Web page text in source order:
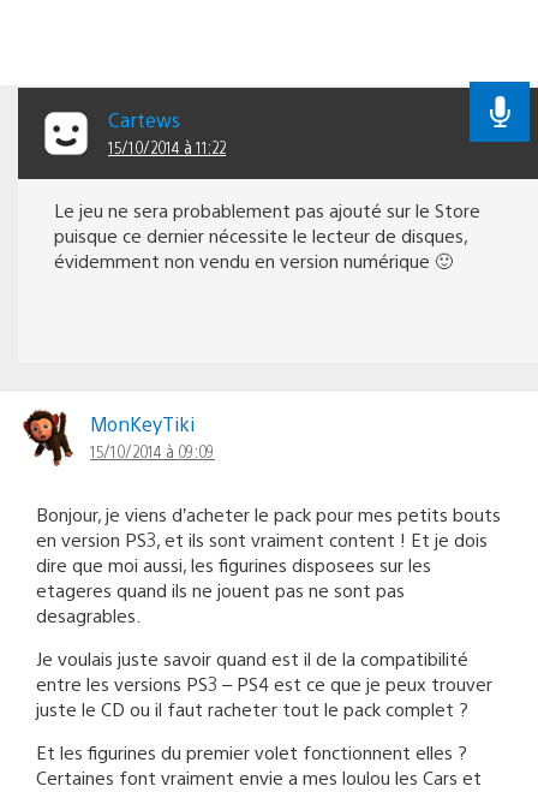
Cartews
15/10/2014 à 11:22
Le jeu ne sera probablement pas ajouté sur le Store
puisque ce dernier nécessite le lecteur de disques,
évidemment non vendu en version numérique 🙂
MonKeyTiki
15/10/2014 à 09:09
Bonjour, je viens d’acheter le pack pour mes petits bouts
en version PS3, et ils sont vraiment content ! Et je dois
dire que moi aussi, les figurines disposees sur les
etageres quand ils ne jouent pas ne sont pas
desagrables.
Je voulais juste savoir quand est il de la compatibilité
entre les versions PS3 – PS4 est ce que je peux trouver
juste le CD ou il faut racheter tout le pack complet ?
Et les figurines du premier volet fonctionnent elles ?
Certaines font vraiment envie a mes loulou les Cars et